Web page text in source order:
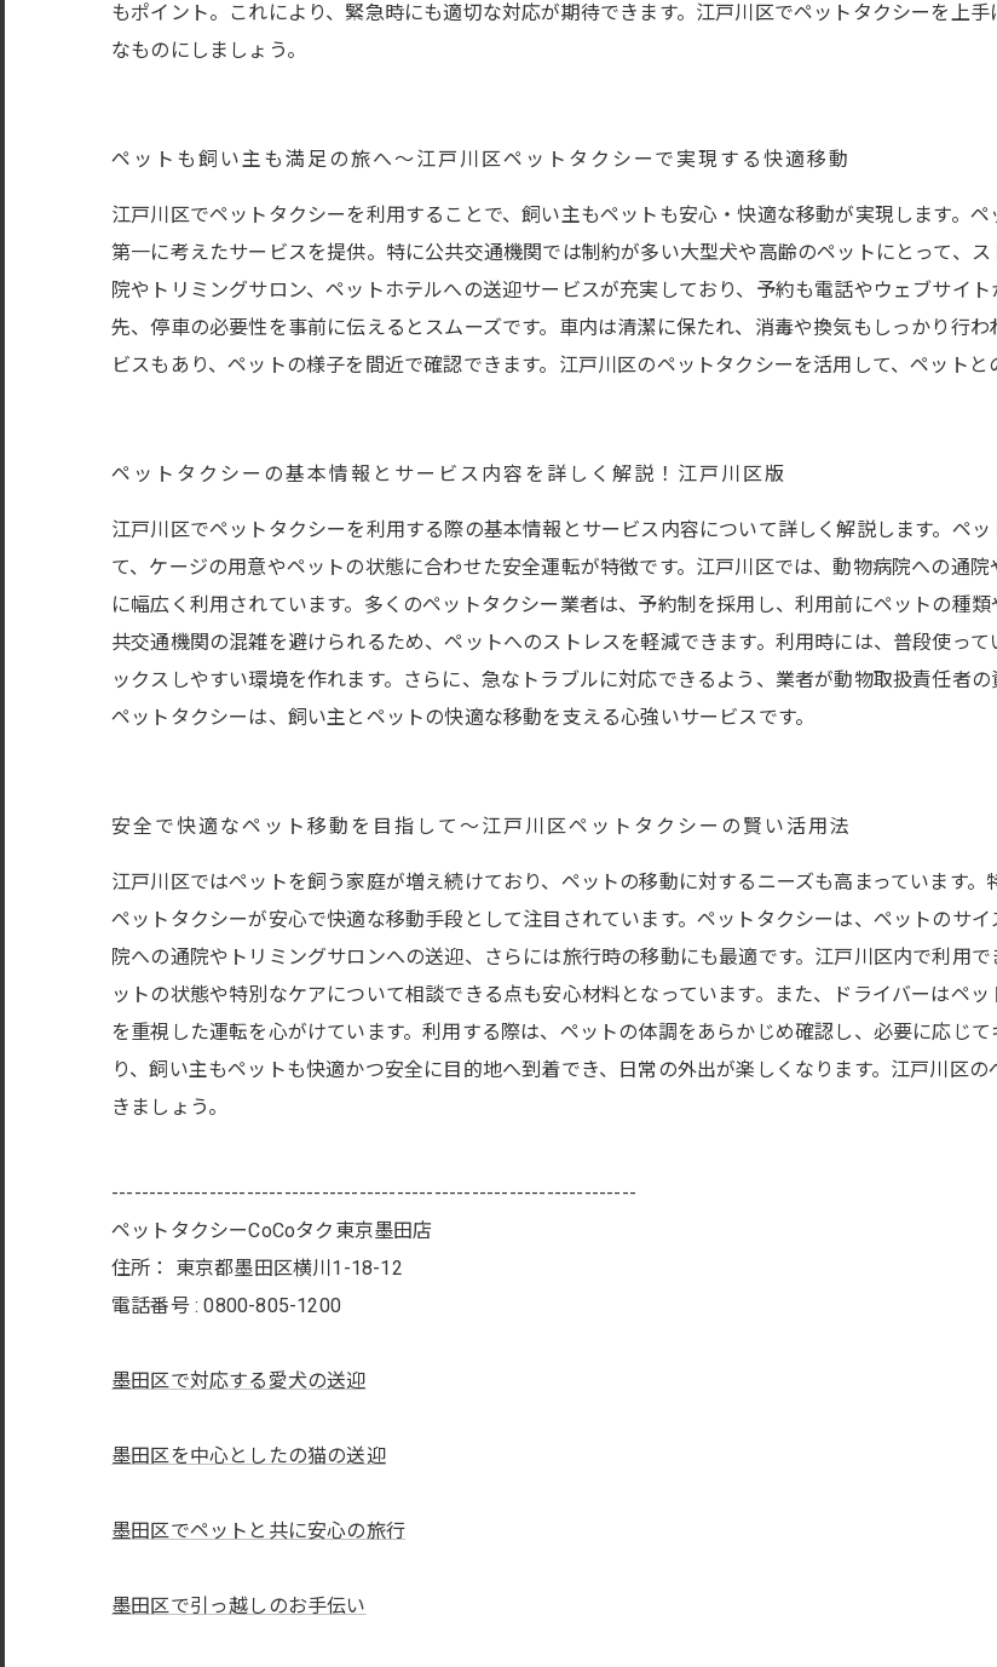
もポイント。これにより、緊急時にも適切な対応が期待できます。江戸川区でペットタクシーを上
なものにしましょう。
ペットも飼い主も満足の旅へ〜江戸川区ペットタクシーで実現する快適移動
江戸川区でペットタクシーを利用することで、飼い主もペットも安心・快適な移動が実現します。
第一に考えたサービスを提供。特に公共交通機関では制約が多い大型犬や高齢のペットにとって、
院やトリミングサロン、ペットホテルへの送迎サービスが充実しており、予約も電話やウェブサイ
先、停車の必要性を事前に伝えるとスムーズです。車内は清潔に保たれ、消毒や換気もしっかり行
ビスもあり、ペットの様子を間近で確認できます。江戸川区のペットタクシーを活用して、ペットと
ペットタクシーの基本情報とサービス内容を詳しく解説！江戸川区版
江戸川区でペットタクシーを利用する際の基本情報とサービス内容について詳しく解説します。ペ
て、ケージの用意やペットの状態に合わせた安全運転が特徴です。江戸川区では、動物病院への通
に幅広く利用されています。多くのペットタクシー業者は、予約制を採用し、利用前にペットの種
共交通機関の混雑を避けられるため、ペットへのストレスを軽減できます。利用時には、普段使っ
ックスしやすい環境を作れます。さらに、急なトラブルに対応できるよう、業者が動物取扱責任者
ペットタクシーは、飼い主とペットの快適な移動を支える心強いサービスです。
安全で快適なペット移動を目指して〜江戸川区ペットタクシーの賢い活用法
江戸川区ではペットを飼う家庭が増え続けており、ペットの移動に対するニーズも高まっています
ペットタクシーが安心で快適な移動手段として注目されています。ペットタクシーは、ペットのサ
院への通院やトリミングサロンへの送迎、さらには旅行時の移動にも最適です。江戸川区内で利用
ットの状態や特別なケアについて相談できる点も安心材料となっています。また、ドライバーはペ
を重視した運転を心がけています。利用する際は、ペットの体調をあらかじめ確認し、必要に応じ
り、飼い主もペットも快適かつ安全に目的地へ到着でき、日常の外出が楽しくなります。江戸川区
きましょう。
----------------------------------------------------------------------
ペットタクシーCoCoタク東京墨田店
住所： 東京都墨田区横川1-18-12
電話番号 :0800-805-1200
墨田区で対応する愛犬の送迎
墨田区を中心としたの猫の送迎
墨田区でペットと共に安心の旅行
墨田区で引っ越しのお手伝い